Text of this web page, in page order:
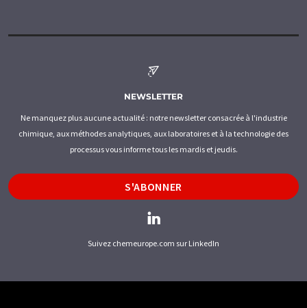
NEWSLETTER
Ne manquez plus aucune actualité : notre newsletter consacrée à l'industrie
chimique, aux méthodes analytiques, aux laboratoires et à la technologie des
processus vous informe tous les mardis et jeudis.
S'ABONNER
Suivez chemeurope.com sur LinkedIn